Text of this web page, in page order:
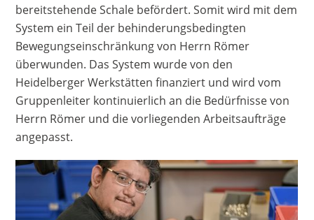
bereitstehende Schale befördert. Somit wird mit dem
System ein Teil der behinderungsbedingten
Bewegungseinschränkung von Herrn Römer
überwunden. Das System wurde von den
Heidelberger Werkstätten finanziert und wird vom
Gruppenleiter kontinuierlich an die Bedürfnisse von
Herrn Römer und die vorliegenden Arbeitsaufträge
angepasst.